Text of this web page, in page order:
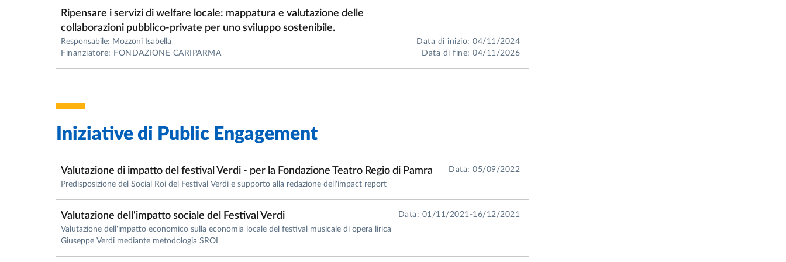
Sociali e delle Imprese Culturali – Corso di Laurea in “Comunicazione e Media Contemporanei per le industrie Creative”.
Titolarità dell’insegnamento “Economia e organizzazione delle istituzioni educative” presso l’Università degli Studi di Parma - Dipartimento di Discipline
Umanistiche, Sociali e delle Imprese Culturali – Corso di Laurea magistrale “Progettazione e Coordinamento dei Servizi Educativi”.
Titolarità dell’insegnamento “Geografia economica e dell’educazione” presso l’Università degli Studi di Parma - Dipartimento di Discipline Umanistiche,
Titolarità dell’insegnamento “Economia e gestione delle aziende culturali” presso l’Università degli Studi di Parma - Dipartimento di Discipline Umanistiche,
Sociali e delle Imprese Culturali – Corso di Laurea in “Comunicazione e Media Contemporanei per le industrie Creative”.
Umanistiche, Sociali e delle Imprese Culturali – Corso di Laurea magistrale “Progettazione e Coordinamento dei Servizi Educativi”.
Sociali e delle Imprese Culturali – Corso di Laurea “Scienze dell’educazione e dei processi formativi”.
Anno Accademico 2017-2018
Titolarità dell’insegnamento “Economia e gestione delle aziende culturali” presso l’Università degli Studi di Parma - Dipartimento di Discipline Umanistiche,
Ripensare i servizi di welfare locale: mappatura e valutazione delle
collaborazioni pubblico-private per uno sviluppo sostenibile.
Responsabile: Mozzoni Isabella
Finanziatore: FONDAZIONE CARIPARMA
Data di inizio: 04/11/2024
Data di fine: 04/11/2026
Iniziative di Public Engagement
Valutazione di impatto del festival Verdi - per la Fondazione Teatro Regio di Pamra
Predisposizione del Social Roi del Festival Verdi e supporto alla redazione dell'impact report
Data: 05/09/2022
Valutazione dell'impatto sociale del Festival Verdi
Valutazione dell'impatto economico sulla economia locale del festival musicale di opera lirica
Giuseppe Verdi mediante metodologia SROI
Data: 01/11/2021-16/12/2021